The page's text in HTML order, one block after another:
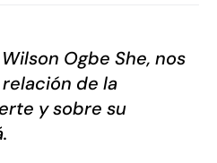
Ogbe She, nos
de la
y sobre su